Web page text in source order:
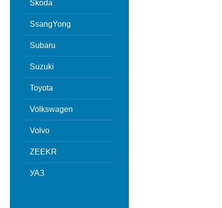
Skoda
SsangYong
Subaru
Suzuki
Toyota
Volkswagen
Volvo
ZEEKR
УАЗ